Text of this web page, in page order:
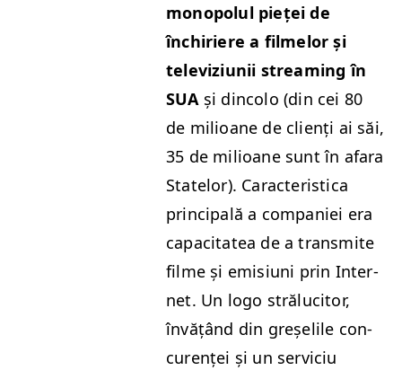
monopolul pieței de
închiriere a filmelor și
tele­viz­iu­nii stream­ing în
SUA și din­co­lo (din cei 80
de mil­ioane de clienți ai săi,
35 de mil­ioane sunt în afara
Statelor). Car­ac­ter­is­ti­ca
prin­ci­pală a com­paniei era
capac­i­tatea de a trans­mite
filme și emi­si­u­ni prin Inter­
net. Un logo strălu­ci­tor,
învățând din greșelile con­
curenței și un ser­vi­ciu